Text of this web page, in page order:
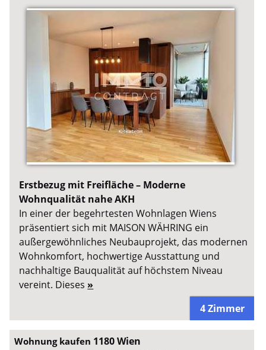
Erstbezug mit Freifläche – Moderne
Wohnqualität nahe AKH
In einer der begehrtesten Wohnlagen Wiens
präsentiert sich mit MAISON WÄHRING ein
außergewöhnliches Neubauprojekt, das modernen
Wohnkomfort, hochwertige Ausstattung und
nachhaltige Bauqualität auf höchstem Niveau
vereint. Dieses »
4 Zimmer
Wohnung kaufen 1180 Wien